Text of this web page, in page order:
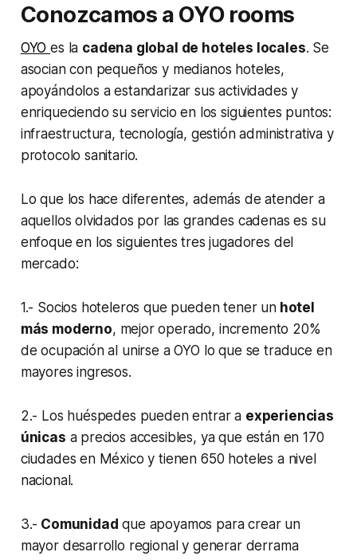
Conozcamos a OYO rooms
OYOes la cadena global de hoteles locales. Se
asocian con pequeños y medianos hoteles,
apoyándolos a estandarizar sus actividades y
enriqueciendo su servicio en los siguientes puntos:
infraestructura, tecnología, gestión administrativa y
protocolo sanitario.
Lo que los hace diferentes, además de atender a
aquellos olvidados por las grandes cadenas es su
enfoque en los siguientes tres jugadores del
mercado:
1.- Socios hoteleros que pueden tener unhotel
más moderno, mejor operado, incremento 20%
de ocupación al unirse a OYO lo que se traduce en
mayores ingresos.
2.- Los huéspedes pueden entrar a experiencias
únicas a precios accesibles, ya que están en 170
ciudades en México y tienen 650 hoteles a nivel
nacional.
3.- Comunidad que apoyamos para crear un
mayor desarrollo regional y generar derrama